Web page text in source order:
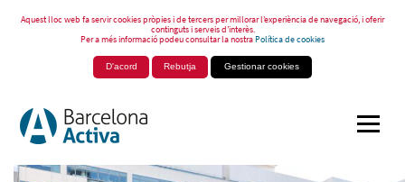
Aquest lloc web fa servir cookies pròpies i de tercers per millorar l’experiència de navegació, i oferir
continguts i serveis d’interès.
Per a més informació podeu consultar la nostraPolítica de cookies
D'acord Rebutja Gestionar cookies